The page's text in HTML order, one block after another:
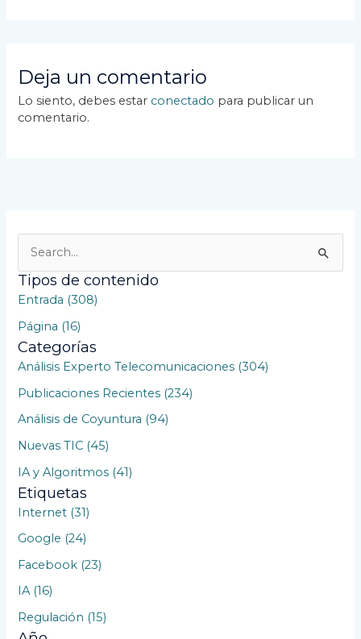
Deja un comentario
Lo siento, debes estar conectado para publicar un
comentario.
u
r
Tipos de contenido
Entrada (308)
Página (16)
Categorías
Análisis Experto Telecomunicaciones (304)
Publicaciones Recientes (234)
Análisis de Coyuntura (94)
Nuevas TIC (45)
IA y Algoritmos (41)
Etiquetas
Internet (31)
Google (24)
Facebook (23)
IA (16)
Regulación (15)